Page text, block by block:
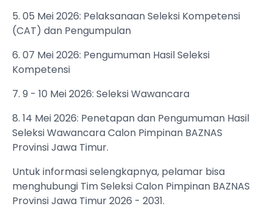
5. 05 Mei 2026: Pelaksanaan Seleksi Kompetensi
(CAT) dan Pengumpulan
6. 07 Mei 2026: Pengumuman Hasil Seleksi
Kompetensi
7. 9 - 10 Mei 2026: Seleksi Wawancara
8. 14 Mei 2026: Penetapan dan Pengumuman Hasil
Seleksi Wawancara Calon Pimpinan BAZNAS
Provinsi Jawa Timur.
Untuk informasi selengkapnya, pelamar bisa
menghubungi Tim Seleksi Calon Pimpinan BAZNAS
Provinsi Jawa Timur 2026 - 2031.